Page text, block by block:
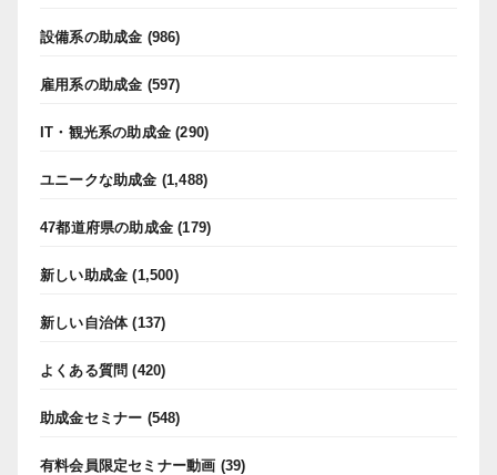
設備系の助成金 (986)
雇用系の助成金 (597)
IT・観光系の助成金 (290)
ユニークな助成金 (1,488)
47都道府県の助成金 (179)
新しい助成金 (1,500)
新しい自治体(137)
よくある質問 (420)
助成金セミナー (548)
有料会員限定セミナー動画 (39)